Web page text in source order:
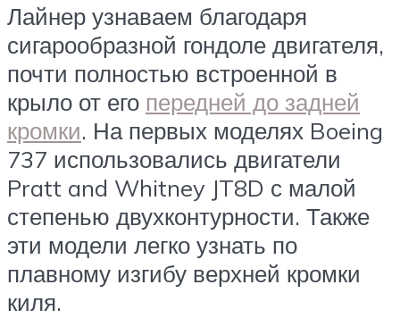
Лайнер узнаваем благодаря
сигарообразной гондоле двигателя,
почти полностью встроенной в
крыло от его передней до задней
кромки. На первых моделях Boeing
737 использовались двигатели
Pratt and Whitney JT8D с малой
степенью двухконтурности. Также
эти модели легко узнать по
плавному изгибу верхней кромки
киля.